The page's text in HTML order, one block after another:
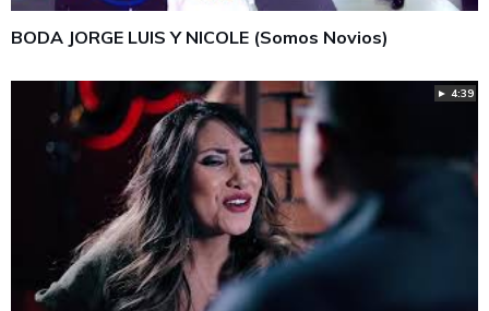
BODA JORGE LUIS Y NICOLE (Somos Novios)
► 4:39